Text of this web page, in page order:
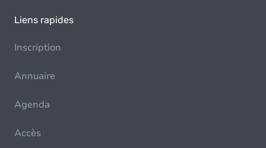
Liens rapides
Inscription
Annuaire
Agenda
Accès